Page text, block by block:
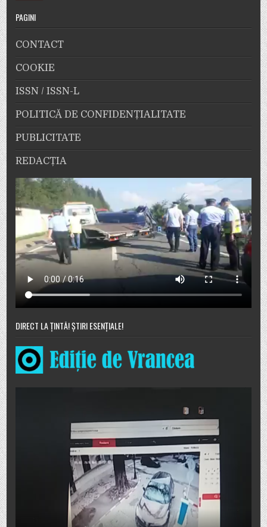
PAGINI
CONTACT
COOKIE
ISSN / ISSN-L
POLITICĂ DE CONFIDENȚIALITATE
PUBLICITATE
REDACȚIA
DIRECT LA ȚINTĂ! ȘTIRI ESENȚIALE!